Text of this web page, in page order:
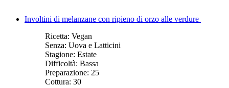
Involtini di melanzane con ripieno di orzo alle verdure
Ricetta: Vegan
Senza: Uova e Latticini
Stagione: Estate
Difficoltà: Bassa
Preparazione: 25
Cottura: 30